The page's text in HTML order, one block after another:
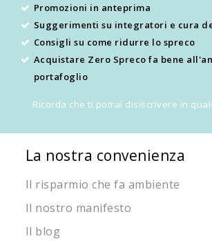
Promozioni in anteprima
Suggerimenti su integratori e cura
Consigli su come ridurre lo spreco
Acquistare Zero Spreco fa bene
portafoglio
Ricorda che ti potrai disiscrivere in
La nostra convenienza
Il risparmio che fa ambiente
Il nostro manifesto
Il blog